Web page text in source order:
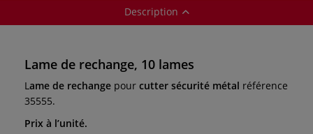
Description
Lame de rechange, 10 lames
L ame de rechange pour cutter sécurité métal référence
35555.
Prix à l’unité.